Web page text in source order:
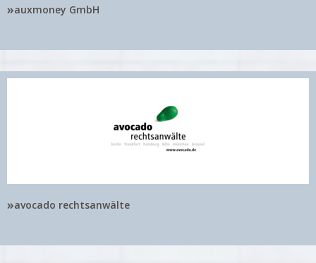
»auxmoney GmbH
»avocado rechtsanwälte